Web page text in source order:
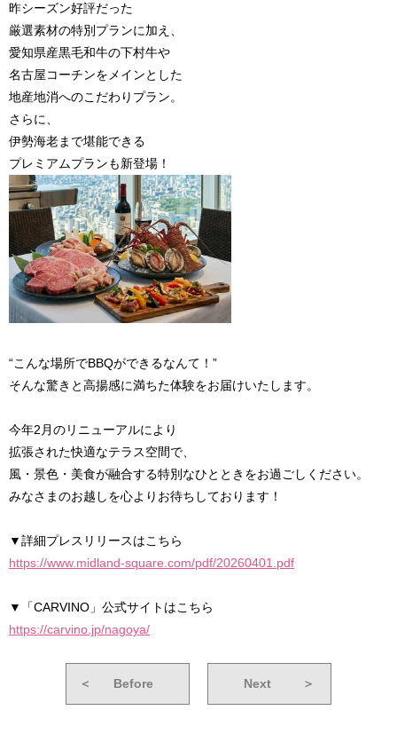
昨シーズン好評だった
厳選素材の特別プランに加え、
愛知県産黒毛和牛の下村牛や
名古屋コーチンをメインとした
地産地消へのこだわりプラン。
さらに、
伊勢海老まで堪能できる
プレミアムプランも新登場！
“こんな場所でBBQができるなんて！”
そんな驚きと高揚感に満ちた体験をお届けいたします。
今年2月のリニューアルにより
拡張された快適なテラス空間で、
風・景色・美食が融合する特別なひとときをお過ごしください。
みなさまのお越しを心よりお待ちしております！
▼詳細プレスリリースはこちら
https://www.midland-square.com/pdf/20260401.pdf
▼「CARVINO」公式サイトはこちら
https://carvino.jp/nagoya/
＜ Before Next ＞